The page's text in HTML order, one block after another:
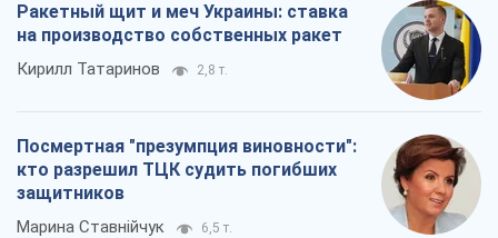
Ракетный щит и меч Украины: ставка
на производство собственных ракет
Кирилл Татаринов 2,8 т.
Посмертная "презумпция виновности":
кто разрешил ТЦК судить погибших
защитников
Марина Ставнійчук 6,5 т.